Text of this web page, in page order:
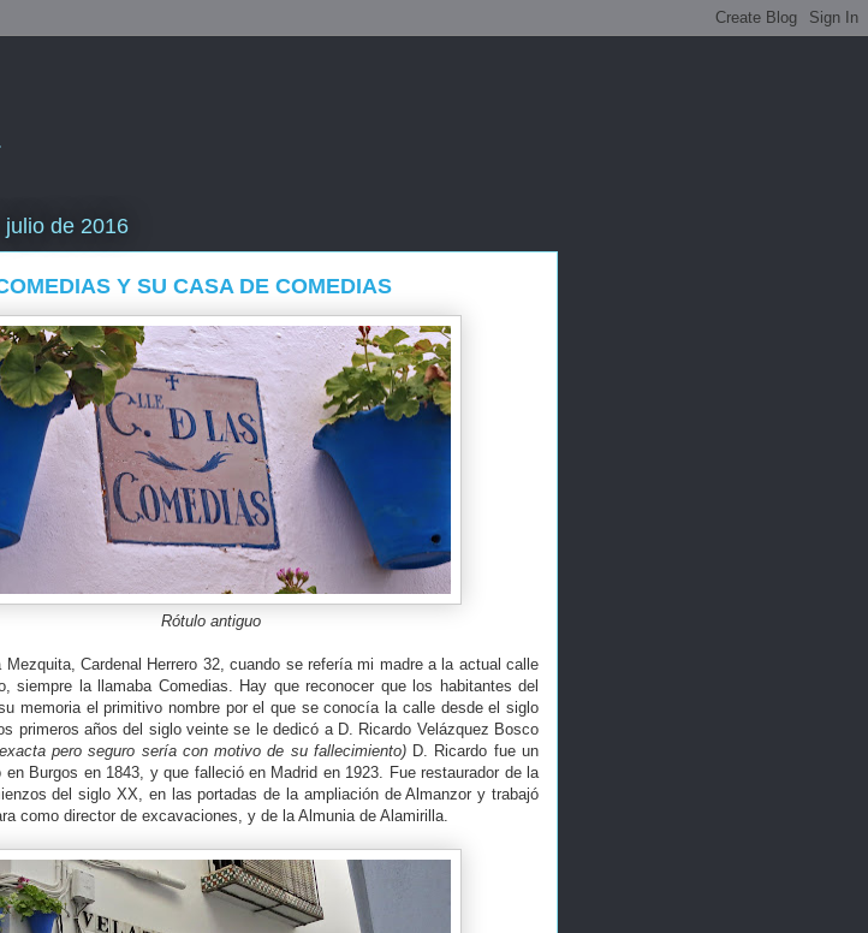
de 2016
Y SU CASA DE COMEDIAS
Rótulo antiguo
Mezquita, Cardenal Herrero 32, cuando se refería mi madre a la actual calle
siempre la llamaba Comedias. Hay que reconocer que los habitantes del
memoria el primitivo nombre por el que se conocía la calle desde el siglo
primeros años del siglo veinte se le dedicó a D. Ricardo Velázquez Bosco
pero seguro sería con motivo de su fallecimiento)D. Ricardo fue un
en Burgos en 1843, y que falleció en Madrid en 1923. Fue restaurador de la
del siglo XX, en las portadas de la ampliación de Almanzor y trabajó
como director de excavaciones, y de la Almunia de Alamirilla.